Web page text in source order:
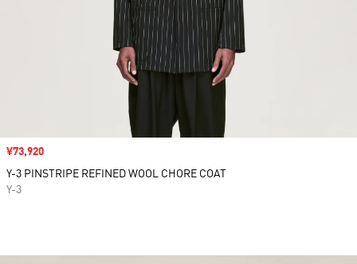
セール価格
¥73,920
Y-3 PINSTRIPE REFINED WOOL CHORE COAT
Y-3